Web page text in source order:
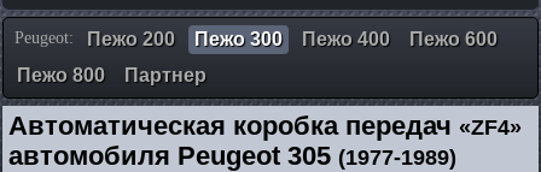
Peugeot: Пежо 200 Пежо 300 Пежо 400
Пежо 600
Пежо 800
Партнер
Автоматическая коробка передач «ZF4»
автомобиля Peugeot 305 (1977-1989)